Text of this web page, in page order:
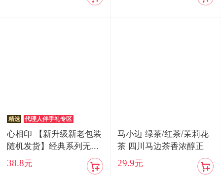
精选 代理人伴手礼专区
心相印 【新升级新老包装
随机发货】经典系列无香
抽纸3层100抽24包家用实
惠装整箱纸巾面巾餐巾纸
38.8元
马小边 绿茶/红茶/茉莉花
茶 四川马边茶香浓醇正
29.9元